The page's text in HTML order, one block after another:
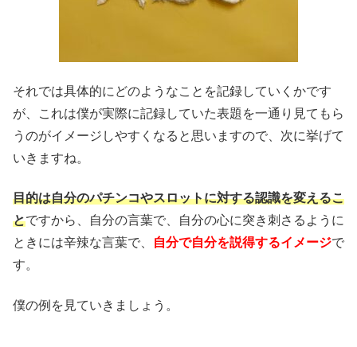
それでは具体的にどのようなことを記録していくかです
が、これは僕が実際に記録していた表題を一通り見てもら
うのがイメージしやすくなると思いますので、次に挙げて
いきますね。
目的は自分のパチンコやスロットに対する認識を変えるこ
とですから、自分の言葉で、自分の心に突き刺さるように
ときには辛辣な言葉で、
自分で自分を説得するイメージで
す。
僕の例を見ていきましょう。